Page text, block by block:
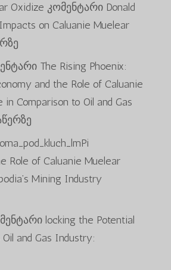
Oxidize კომენტარი Donald
on Caluanie Muelear
The Rising Phoenix:
and the Role of Caluanie
in Comparison to Oil and Gas
Role of Caluanie Muelear
Mining Industry
locking the Potential
Oil and Gas Industry: